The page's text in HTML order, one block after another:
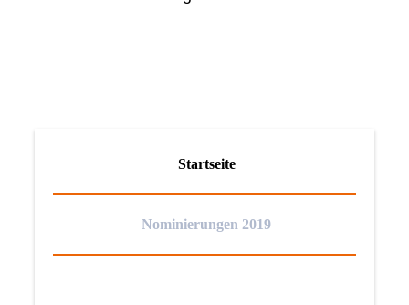
Startseite
Nominierungen 2019